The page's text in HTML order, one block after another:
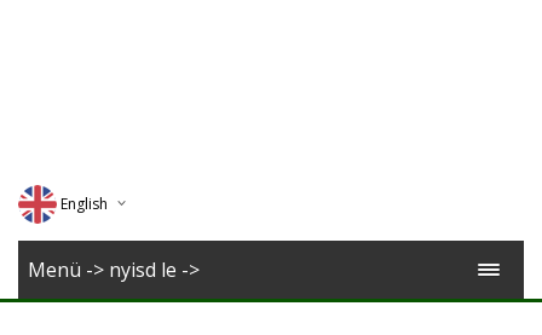
English
Deutsch
Menü -> nyisd le ->